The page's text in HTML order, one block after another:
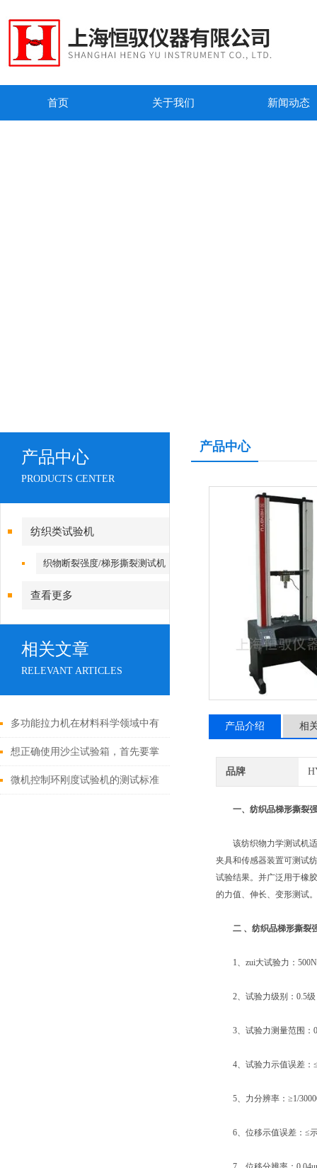
首页 关于我们 新闻动态
产品中心
PRODUCTS CENTER
纺织类试验机
织物断裂强度/梯形撕裂测试机
查看更多
相关文章
RELEVANT ARTICLES
多功能拉力机在材料科学领域中有
广泛应用
想正确使用沙尘试验箱，首先要掌
握它在结构上的优势
微机控制环刚度试验机的测试标准
产品中心
产品介绍 相
品牌
一、纺织品梯形撕裂
该纺织物力学测试机适
夹具和传感器装置可测试
试验结果。并广泛用于橡
的力值、伸长、变形测试。
二 、纺织品梯形撕裂
1、zui大试验力：500N
2、试验力级别：0.5级
3、试验力测量范围：
4、试验力示值误差：≤
5、力分辨率：≥1/
6、位移示值误差：≤示